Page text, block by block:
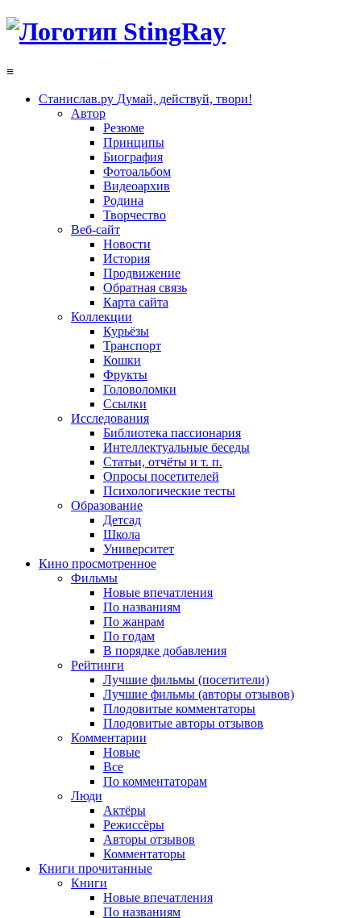
≡
Станислав.ру Думай, действуй, твори!
Автор
Резюме
Принципы
Биография
Фотоальбом
Видеоархив
Родина
Творчество
Веб-сайт
Новости
История
Продвижение
Обратная связь
Карта сайта
Коллекции
Курьёзы
Транспорт
Кошки
Фрукты
Головоломки
Ссылки
Исследования
Библиотека пассионария
Интеллектуальные беседы
Статьи, отчёты и т. п.
Опросы посетителей
Психологические тесты
Образование
Детсад
Школа
Университет
Кино просмотренное
Фильмы
Новые впечатления
По названиям
По жанрам
По годам
В порядке добавления
Рейтинги
Лучшие фильмы (посетители)
Лучшие фильмы (авторы отзывов)
Плодовитые комментаторы
Плодовитые авторы отзывов
Комментарии
Новые
Все
По комментаторам
Люди
Актёры
Режиссёры
Авторы отзывов
Комментаторы
Книги прочитанные
Книги
Новые впечатления
По названиям